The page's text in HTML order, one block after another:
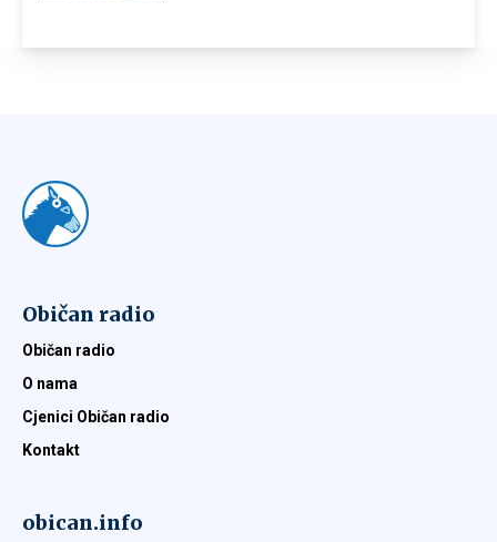
Običan radio
Običan radio
O nama
Cjenici Običan radio
Kontakt
obican.info